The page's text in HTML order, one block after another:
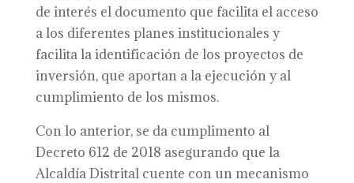
de interés el documento que facilita el acceso
a los diferentes planes institucionales y
facilita la identificación de los proyectos de
inversión, que aportan a la ejecución y al
cumplimiento de los mismos.
Con lo anterior, se da cumplimento al
Decreto 612 de 2018 asegurando que la
Alcaldía Distrital cuente con un mecanismo